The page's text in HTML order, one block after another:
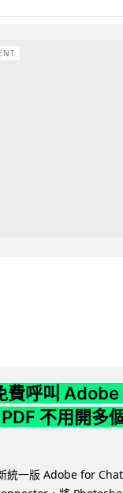
費呼叫 Adobe
不用開多
統一版 Adobe for